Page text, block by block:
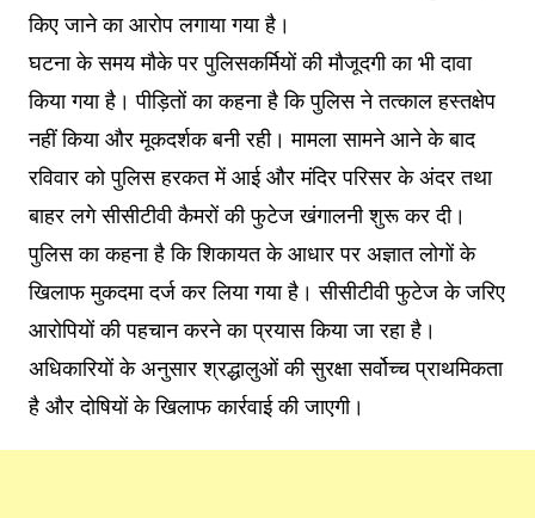
किए जाने का आरोप लगाया गया है।
घटना के समय मौके पर पुलिसकर्मियों की मौजूदगी का भी दावा
किया गया है। पीड़ितों का कहना है कि पुलिस ने तत्काल हस्तक्षेप
नहीं किया और मूकदर्शक बनी रही। मामला सामने आने के बाद
रविवार को पुलिस हरकत में आई और मंदिर परिसर के अंदर तथा
बाहर लगे सीसीटीवी कैमरों की फुटेज खंगालनी शुरू कर दी।
पुलिस का कहना है कि शिकायत के आधार पर अज्ञात लोगों के
खिलाफ मुकदमा दर्ज कर लिया गया है। सीसीटीवी फुटेज के जरिए
आरोपियों की पहचान करने का प्रयास किया जा रहा है।
अधिकारियों के अनुसार श्रद्धालुओं की सुरक्षा सर्वोच्च प्राथमिकता
है और दोषियों के खिलाफ कार्रवाई की जाएगी।